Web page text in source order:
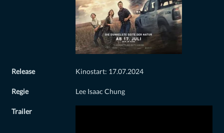
Release Kinostart: 17.07.2024
Regie Lee Isaac Chung
Trailer